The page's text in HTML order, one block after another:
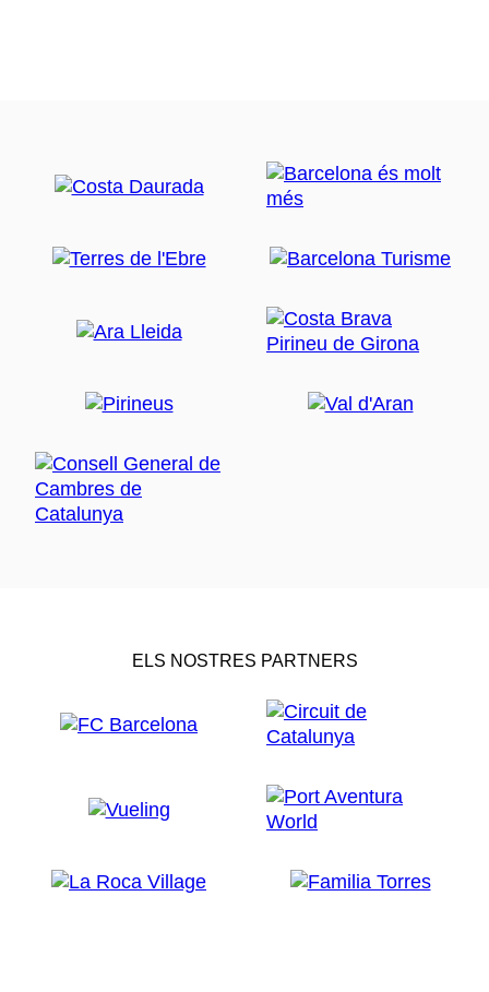
ELS NOSTRES PARTNERS